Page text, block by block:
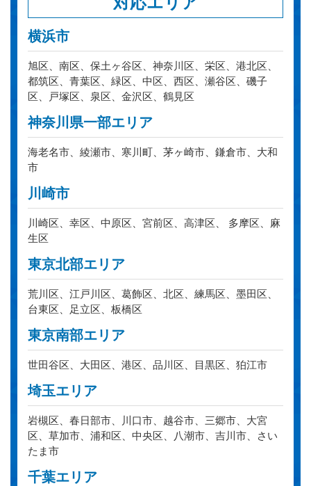
横浜市
旭区、南区、保土ヶ谷区、神奈川区、栄区、港北区、
都筑区、青葉区、緑区、中区、西区、瀬谷区、磯子
区、戸塚区、泉区、金沢区、鶴見区
神奈川県一部エリア
海老名市、綾瀬市、寒川町、茅ヶ崎市、鎌倉市、大和
市
川崎市
川崎区、幸区、中原区、宮前区、高津区、 多摩区、麻
生区
東京北部エリア
荒川区、江戸川区、葛飾区、北区、練馬区、墨田区、
台東区、足立区、板橋区
東京南部エリア
世田谷区、大田区、港区、品川区、目黒区、狛江市
埼玉エリア
岩槻区、春日部市、川口市、越谷市、三郷市、大宮
区、草加市、浦和区、中央区、八潮市、吉川市、さい
たま市
千葉エリア